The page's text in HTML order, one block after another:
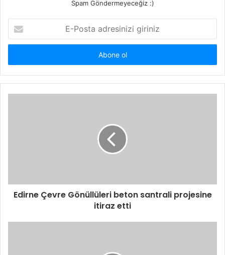
Spam Göndermeyeceğiz :)
Posta
adresinizi
Edirne Çevre Gönüllüleri beton santrali projesine
itiraz etti